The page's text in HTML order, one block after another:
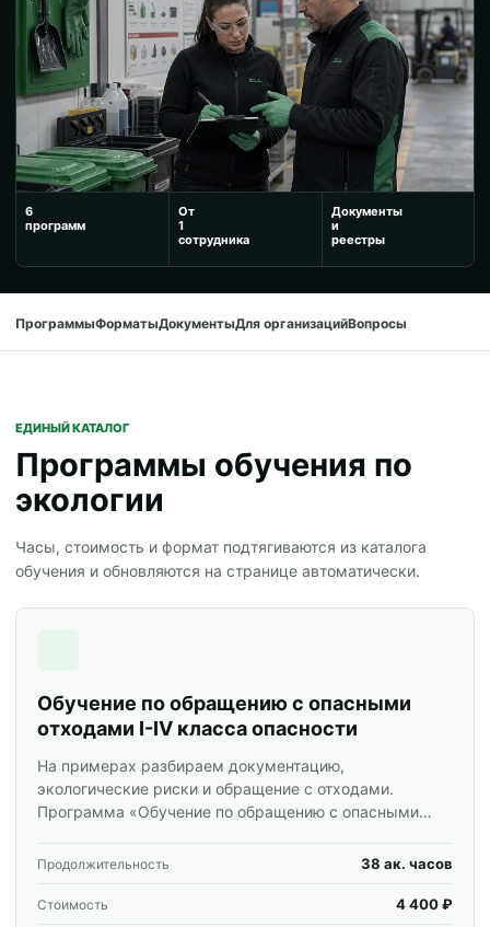
6
программ
От
1
сотрудника
Документы
и
реестры
ПрограммыФорматыДокументыДля организацийВопросы
ЕДИНЫЙ КАТАЛОГ
Программы обучения по
экологии
Часы, стоимость и формат подтягиваются из каталога
обучения и обновляются на странице автоматически.
Обучение по обращению с опасными
отходами I-IV класса опасности
На примерах разбираем документацию,
экологические риски и обращение с отходами.
Программа «Обучение по обращению с опасными
корпоративных групп.
Продолжительность 38 ак. часов
Стоимость 4 400 ₽